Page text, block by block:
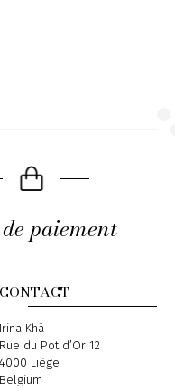
paiement
CONTACT
Address
Irina Khä
Rue du Pot d’Or 12
4000 Liège
Belgium